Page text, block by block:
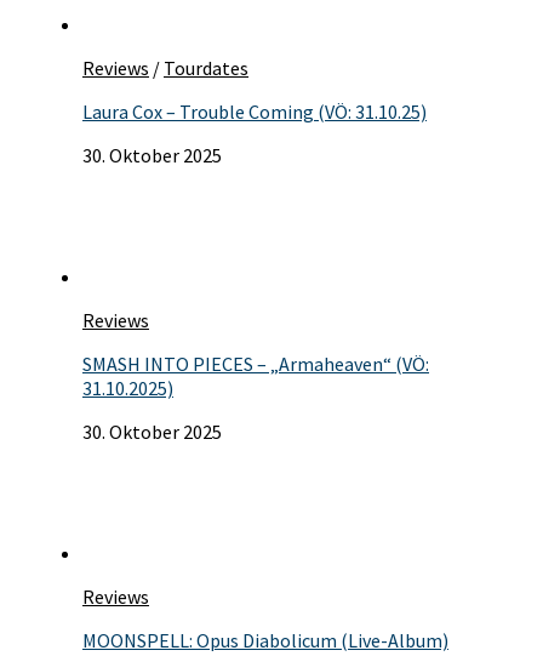
Reviews / Tourdates
Laura Cox – Trouble Coming (VÖ: 31.10.25)
30. Oktober 2025
Reviews
SMASH INTO PIECES – „Armaheaven“ (VÖ:
31.10.2025)
30. Oktober 2025
Reviews
MOONSPELL: Opus Diabolicum (Live-Album)